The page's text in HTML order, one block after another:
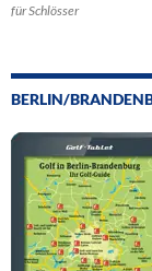
für Schlösser
BERLIN/